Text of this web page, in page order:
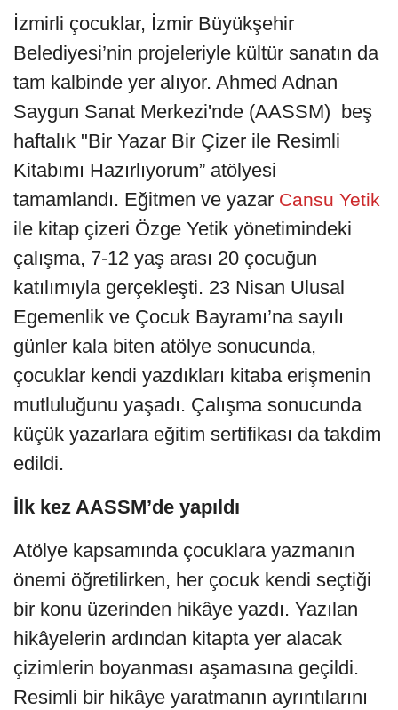
İzmirli çocuklar, İzmir Büyükşehir
Belediyesi’nin projeleriyle kültür sanatın da
tam kalbinde yer alıyor. Ahmed Adnan
Saygun Sanat Merkezi'nde (AASSM) beş
haftalık "Bir Yazar Bir Çizer ile Resimli
Kitabımı Hazırlıyorum” atölyesi
tamamlandı. Eğitmen ve yazar Cansu Yetik
ile kitap çizeri Özge Yetik yönetimindeki
çalışma, 7-12 yaş arası 20 çocuğun
katılımıyla gerçekleşti. 23 Nisan Ulusal
Egemenlik ve Çocuk Bayramı’na sayılı
günler kala biten atölye sonucunda,
çocuklar kendi yazdıkları kitaba erişmenin
mutluluğunu yaşadı. Çalışma sonucunda
küçük yazarlara eğitim sertifikası da takdim
edildi.
İlk kez AASSM’de yapıldı
Atölye kapsamında çocuklara yazmanın
önemi öğretilirken, her çocuk kendi seçtiği
bir konu üzerinden hikâye yazdı. Yazılan
hikâyelerin ardından kitapta yer alacak
çizimlerin boyanması aşamasına geçildi.
Resimli bir hikâye yaratmanın ayrıntılarını